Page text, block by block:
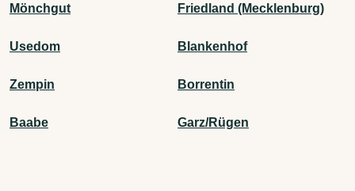
Mönchgut Friedland (Mecklenburg)
Usedom Blankenhof
Zempin Borrentin
Baabe Garz/Rügen